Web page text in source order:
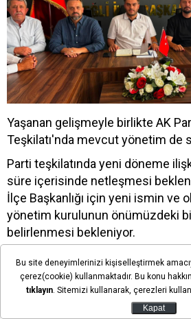
Yaşanan gelişmeyle birlikte AK
Teşkilatı'nda mevcut yönetim de
Parti teşkilatında yeni döneme
süre içerisinde netleşmesi
İlçe Başkanlığı için yeni ismin ve
yönetim kurulunun önümüzdeki
belirlenmesi bekleniyor.
Ereğli'de teşkilatın yeni
şekilleneceği ve ilçe başkanlığı
getirileceği kamuoyunda merak
Bu site deneyimlerinizi kişiselleştirmek
çerez(cookie) kullanmaktadır. Bu konu
tıklayın. Sitemizi kullanarak, çerezleri
Kapat